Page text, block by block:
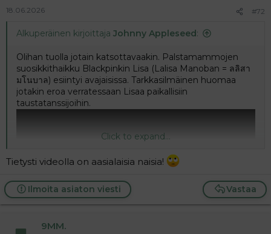
18.06.2026 #72
Alkuperäinen kirjoittaja Johnny Appleseed:
Olihan tuolla jotain katsottavaakin. Palstamammojen
suosikkithaikku Blackpinkin Lisa (Lalisa Manoban = ลลิสา
มโนบาล) esiintyi avajaisissa. Tarkkasilmäinen huomaa
jotakin eroa verratessaan Lisaa paikallisiin
taustatanssijoihin.
Click to expand...
Tietysti videolla on aasialaisia naisia!
Vastaa
Ilmoita asiaton viesti
9MM.